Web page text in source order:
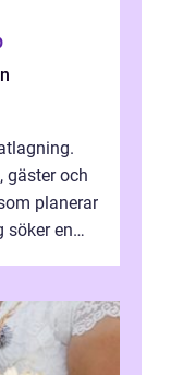
gäster och
planerar
söker en